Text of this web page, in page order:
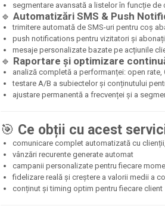
segmentare avansată a listelor în funcție
🔹 Automatizări SMS & Push
trimitere automată de SMS-uri pentru coș
push notifications pentru vizitatori și
mesaje personalizate bazate pe acțiunile
🔹 Raportare și optimizare
analiză completă a performanței: open rate,
testare A/B a subiectelor și conținutului
ajustare permanentă a frecvenței și a
🎯 Ce obții cu acest
comunicare complet automatizată cu
vânzări recurente generate automat
campanii personalizate pentru fiecare
fidelizare reală și creștere a valorii medii a
conținut și timing optim pentru fiecare client